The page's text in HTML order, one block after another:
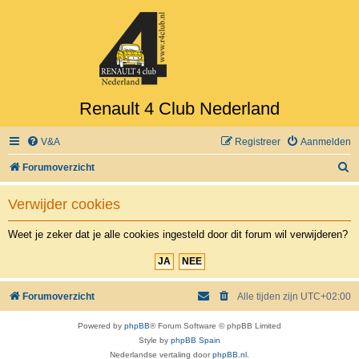
Renault 4 Club Nederland
V&A Aanmelden
Registreer
Forumoverzicht
o
Verwijder cookies
Weet je zeker dat je alle cookies ingesteld door dit forum wil verwijderen?
Forumoverzicht Alle tijden zijn UTC+02:00
Powered by phpBB® Forum Software © phpBB Limited
Style by phpBB Spain
Nederlandse vertaling doorphpBB.nl